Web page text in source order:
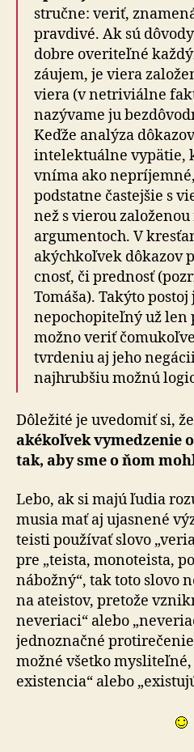
stručne: veriť,
pravdivé. Ak sú
dobre overiteľné
záujem, je viera
viera (v netriviálne
nazývame ju
Keďže analýza
intelektuálne vypätie,
vníma ako
podstatne častejšie s
než s vierou
argumentoch. V
akýchkoľvek dôkazov
cnosť, či prednosť
Tomáša). Takýto
nepochopiteľný už len
možno veriť
tvrdeniu aj jeho
najhrubšiu možnú
Dôležité je uvedomiť si, že
akékoľvek vymedzenie
tak, aby sme o ňom
Lebo, ak si majú ľudia
musia mať aj ujasnené
teisti používať slovo
pre „teista, monoteista,
nábožný“, tak toto slovo
na ateistov, pretože
neveriaci“ alebo
jednoznačné
možné všetko
existencia“ alebo